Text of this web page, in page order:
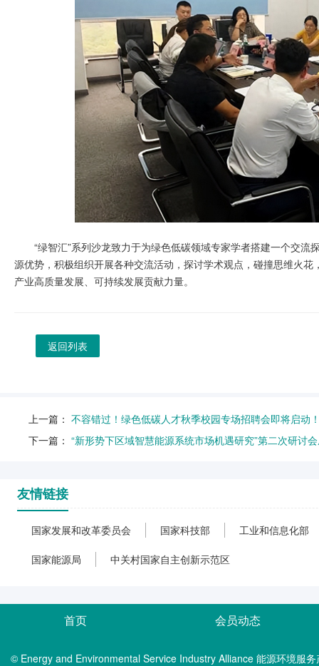
“绿智汇”系列沙龙致力于为绿色低碳领域专家学者搭建一个交
源优势，积极组织开展各种交流活动，探讨学术观点，碰撞思维火
产业高质量发展、可持续发展贡献力量。
返回列表
上一篇： 不容错过！绿色低碳人才秋季校园专场招聘会即将启动
下一篇： “新形势下区域智慧能源系统市场机遇研究”第二次研讨
友情链接
国家发展和改革委员会 国家科技部 工业和信息化部
国家能源局 中关村国家自主创新示范区
首页 会员动态
© Energy and Environmental Service Industry Alliance 能源环境服